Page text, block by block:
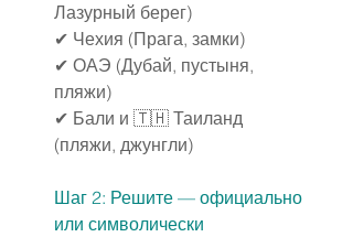
Лазурный берег)
✔ Чехия (Прага, замки)
✔ ОАЭ (Дубай, пустыня,
пляжи)
✔ Бали и 🇹🇭 Таиланд
(пляжи, джунгли)
Шаг 2: Решите — официально
или символически